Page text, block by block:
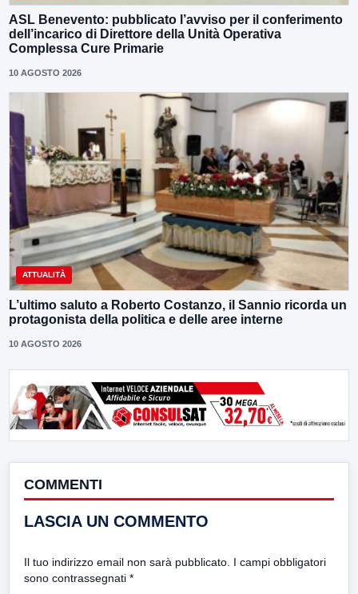
ASL Benevento: pubblicato l’avviso per il conferimento
dell’incarico di Direttore della Unità Operativa
Complessa Cure Primarie
10 AGOSTO 2026
ATTUALITÀ
L’ultimo saluto a Roberto Costanzo, il Sannio ricorda un
protagonista della politica e delle aree interne
10 AGOSTO 2026
COMMENTI
LASCIA UN COMMENTO
Il tuo indirizzo email non sarà pubblicato. I campi obbligatori
sono contrassegnati *